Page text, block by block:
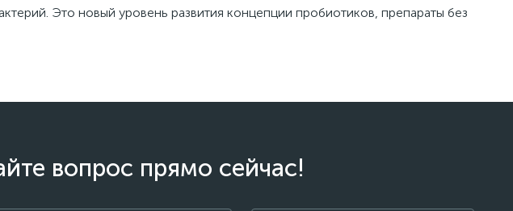
Это новый уровень развития концепции пробиотиков, препараты без
вопрос прямо сейчас!